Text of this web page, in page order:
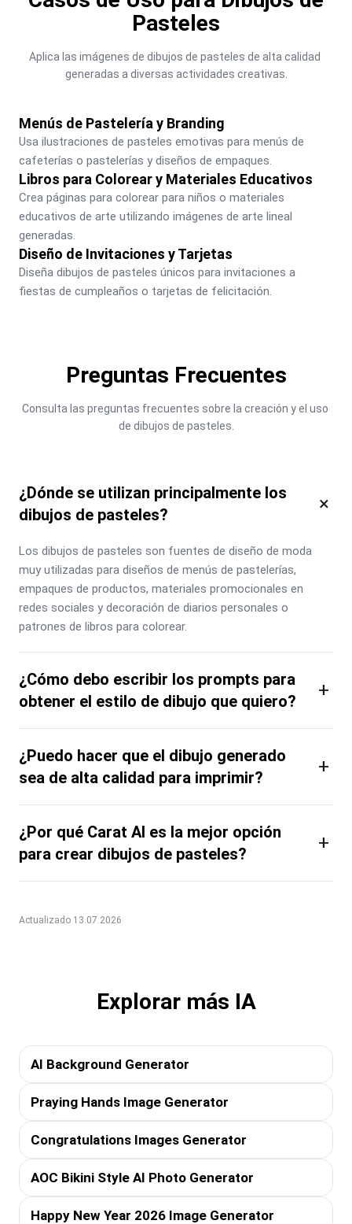
Pasteles
Aplica las imágenes de dibujos de pasteles de alta calidad
generadas a diversas actividades creativas.
Menús de Pastelería y Branding
Usa ilustraciones de pasteles emotivas para menús de
cafeterías o pastelerías y diseños de empaques.
Libros para Colorear y Materiales Educativos
Crea páginas para colorear para niños o materiales
educativos de arte utilizando imágenes de arte lineal
generadas.
Diseño de Invitaciones y Tarjetas
Diseña dibujos de pasteles únicos para invitaciones a
fiestas de cumpleaños o tarjetas de felicitación.
Preguntas Frecuentes
Consulta las preguntas frecuentes sobre la creación y el uso
de dibujos de pasteles.
¿Dónde se utilizan principalmente los
dibujos de pasteles?
×
Los dibujos de pasteles son fuentes de diseño de moda
muy utilizadas para diseños de menús de pastelerías,
empaques de productos, materiales promocionales en
redes sociales y decoración de diarios personales o
patrones de libros para colorear.
¿Cómo debo escribir los prompts para
obtener el estilo de dibujo que quiero?
+
¿Puedo hacer que el dibujo generado
sea de alta calidad para imprimir?
+
¿Por qué Carat AI es la mejor opción
para crear dibujos de pasteles?
+
Actualizado 13.07.2026
Explorar más IA
AI Background Generator
Praying Hands Image Generator
Congratulations Images Generator
AOC Bikini Style AI Photo Generator
Happy New Year 2026 Image Generator